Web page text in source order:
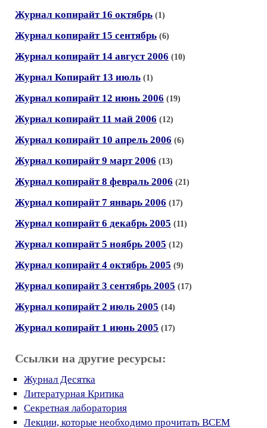
Журнал копирайт 16 октябрь (1)
Журнал копирайт 15 сентябрь (6)
Журнал копирайт 14 август 2006 (10)
Журнал Копирайт 13 июль (1)
Журнал копирайт 12 июнь 2006 (19)
Журнал копирайт 11 май 2006 (12)
Журнал копирайт 10 апрель 2006 (6)
Журнал копирайт 9 март 2006 (13)
Журнал копирайт 8 февраль 2006 (21)
Журнал копирайт 7 январь 2006 (17)
Журнал копирайт 6 декабрь 2005 (11)
Журнал копирайт 5 ноябрь 2005 (12)
Журнал копирайт 4 октябрь 2005 (9)
Журнал копирайт 3 сентябрь 2005 (17)
Журнал копирайт 2 июль 2005 (14)
Журнал копирайт 1 июнь 2005 (17)
Ссылки на другие ресурсы:
Журнал Десятка
Литературная Критика
Секретная лаборатория
Лекции, которые необходимо прочитать ВСЕМ